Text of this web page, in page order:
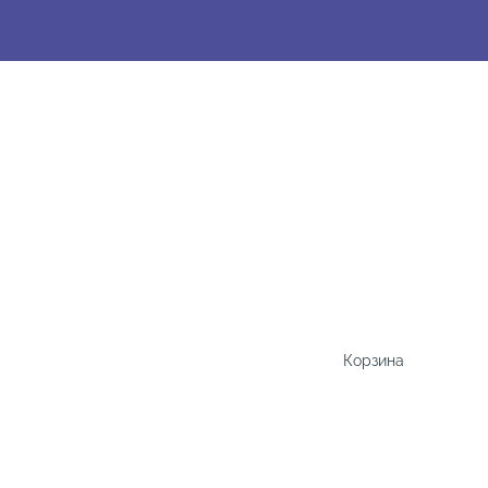
Корзина